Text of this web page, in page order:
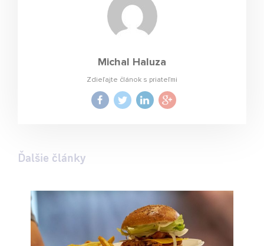
Michal Haluza
Zdieľajte článok s priateľmi
Ďalšie články